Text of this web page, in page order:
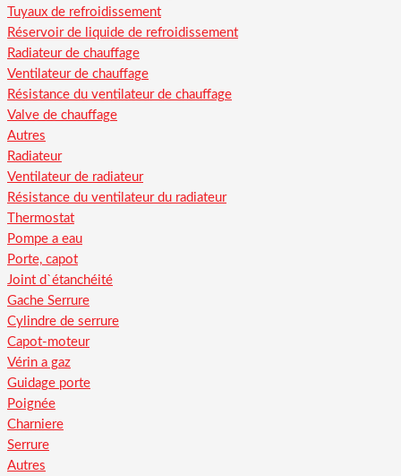
Tuyaux de refroidissement
Réservoir de liquide de refroidissement
Radiateur de chauffage
Ventilateur de chauffage
Résistance du ventilateur de chauffage
Valve de chauffage
Autres
Radiateur
Ventilateur de radiateur
Résistance du ventilateur du radiateur
Thermostat
Pompe a eau
Porte, capot
Joint d`étanchéité
Gache Serrure
Cylindre de serrure
Capot-moteur
Vérin a gaz
Guidage porte
Poignée
Charniere
Serrure
Autres